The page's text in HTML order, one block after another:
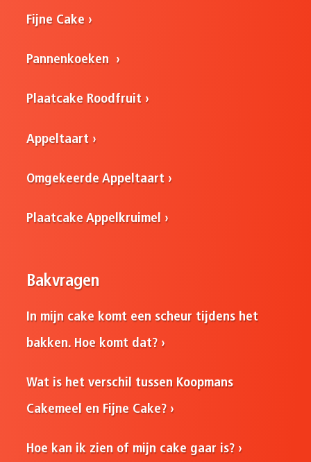
Fijne Cake
Pannenkoeken
Plaatcake Roodfruit
Appeltaart
Omgekeerde Appeltaart
Plaatcake Appelkruimel
Bakvragen
In mijn cake komt een scheur tijdens het
bakken. Hoe komt dat?
Wat is het verschil tussen Koopmans
Cakemeel en Fijne Cake?
Hoe kan ik zien of mijn cake gaar is?